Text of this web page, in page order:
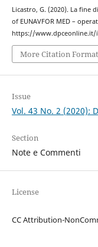
Licastro, G. (2020). La fine
of EUNAVFOR MED –
https://
More Citation
Issue
Vol. 43 No. 2 (2020):
Section
Note e Commenti
License
CC Attribution-